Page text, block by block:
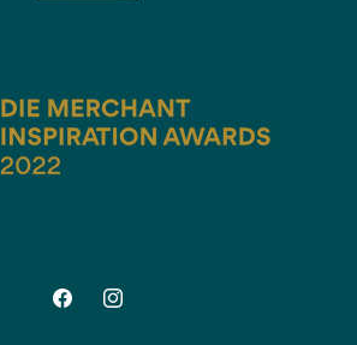
FacebookInstagram